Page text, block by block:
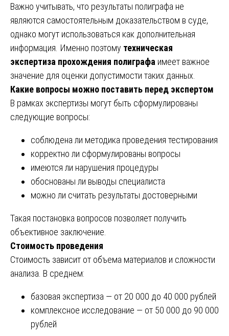
Важно учитывать, что результаты полиграфа не
являются самостоятельным доказательством в суде,
однако могут использоваться как дополнительная
информация. Именно поэтому техническая
экспертиза прохождения полиграфа имеет важное
значение для оценки допустимости таких данных.
Какие вопросы можно поставить перед экспертом
В рамках экспертизы могут быть сформулированы
следующие вопросы:
соблюдена ли методика проведения тестирования
корректно ли сформулированы вопросы
имеются ли нарушения процедуры
обоснованы ли выводы специалиста
можно ли считать результаты достоверными
Такая постановка вопросов позволяет получить
объективное заключение.
Стоимость проведения
Стоимость зависит от объема материалов и сложности
анализа. В среднем:
базовая экспертиза — от 20 000 до 40 000 рублей
комплексное исследование — от 50 000 до 90 000
рублей